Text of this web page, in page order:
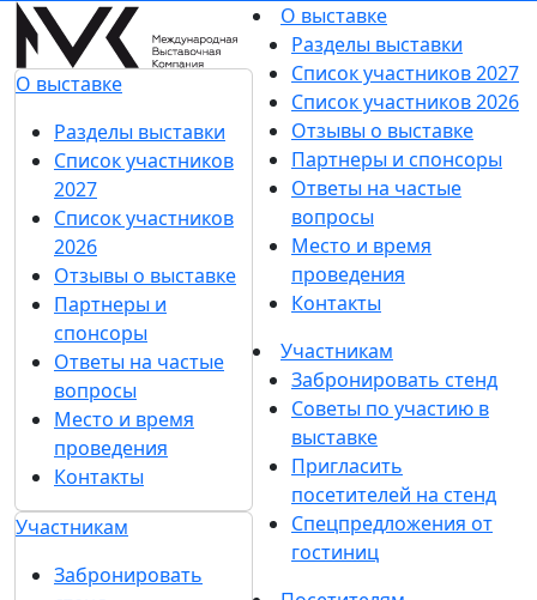
О выставке
Разделы выставки
Список участников
2027
Список участников
2026
Отзывы о выставке
Партнеры и
спонсоры
Ответы на частые
вопросы
Место и время
проведения
Контакты
Участникам
Забронировать
О выставке
Разделы выставки
Список участников 2027
Список участников 2026
Отзывы о выставке
Партнеры и спонсоры
Ответы на частые
вопросы
Место и время
проведения
Контакты
Участникам
Забронировать стенд
Советы по участию в
выставке
Пригласить
посетителей на стенд
Спецпредложения от
гостиниц